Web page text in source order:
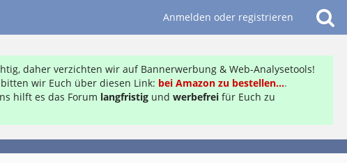
Anmelden oder registrieren
daher verzichten wir auf Bannerwerbung & Web-Analysetools!
wir Euch über diesen Link: bei Amazon zu bestellen....
hilft es das Forum langfristig und werbefrei für Euch zu